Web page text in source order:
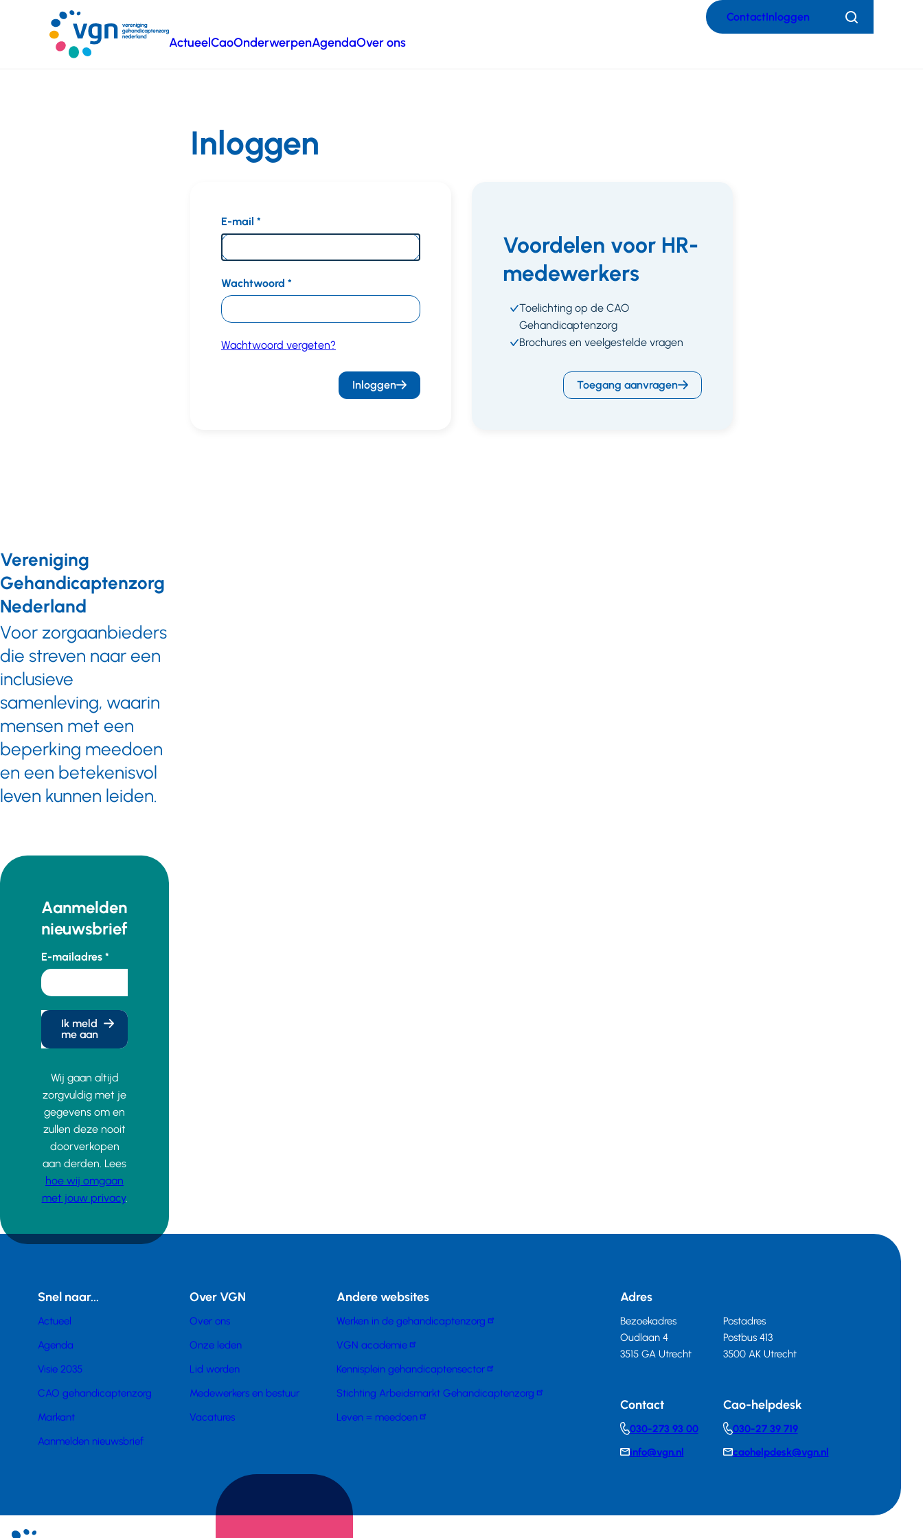
hoofdinhoud
ActueelCaoOnderwerpenAgendaOver ons
ContactInloggen Zoeken
Inloggen
E-mail
Wachtwoord
Wachtwoord vergeten?
Inloggen
Voordelen voor HR-
medewerkers
Toelichting op de CAO
Gehandicaptenzorg
Brochures en veelgestelde vragen
Toegang aanvragen
Vereniging
Gehandicaptenzorg
Nederland
Voor zorgaanbieders
die streven naar een
inclusieve
samenleving, waarin
mensen met een
beperking meedoen
en een betekenisvol
leven kunnen leiden.
Aanmelden
nieuwsbrief
E-mailadres
Ik meld
me aan
Wij gaan altijd
zorgvuldig met je
gegevens om en
zullen deze nooit
doorverkopen
aan derden. Lees
hoe wij omgaan
met jouw privacy.
Snel naar...
Actueel
Agenda
Visie 2035
CAO gehandicaptenzorg
Markant
Aanmelden nieuwsbrief
Over VGN
Over ons
Onze leden
Lid worden
Medewerkers en bestuur
Vacatures
Andere websites
Werken in de gehandicaptenzorg
VGN academie
Kennisplein gehandicaptensector
Stichting Arbeidsmarkt Gehandicaptenzorg
Leven = meedoen
Adres
Bezoekadres
Oudlaan 4
3515 GA Utrecht
Postadres
Postbus 413
3500 AK Utrecht
Contact
Telephonenumber
030-273 93 00
E-info@vgn.nl
Cao-helpdesk
Telephonenumber
030-27 39 719
E-caohelpdesk@vgn.nl